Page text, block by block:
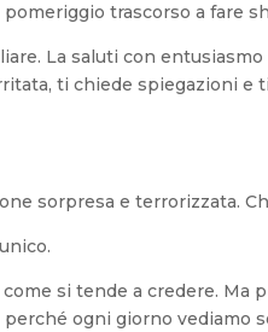
trascorso a fare
La saluti con
ti chiede spiegazioni e
sorpresa e terrorizzata.
come si tende a credere. Ma
ogni giorno vediamo